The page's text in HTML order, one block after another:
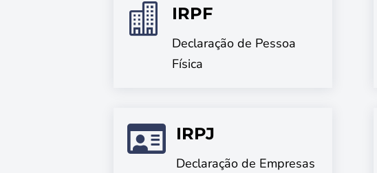
 IRPF
Declaração de Pessoa
Física
 IRPJ
Declaração de Empresas